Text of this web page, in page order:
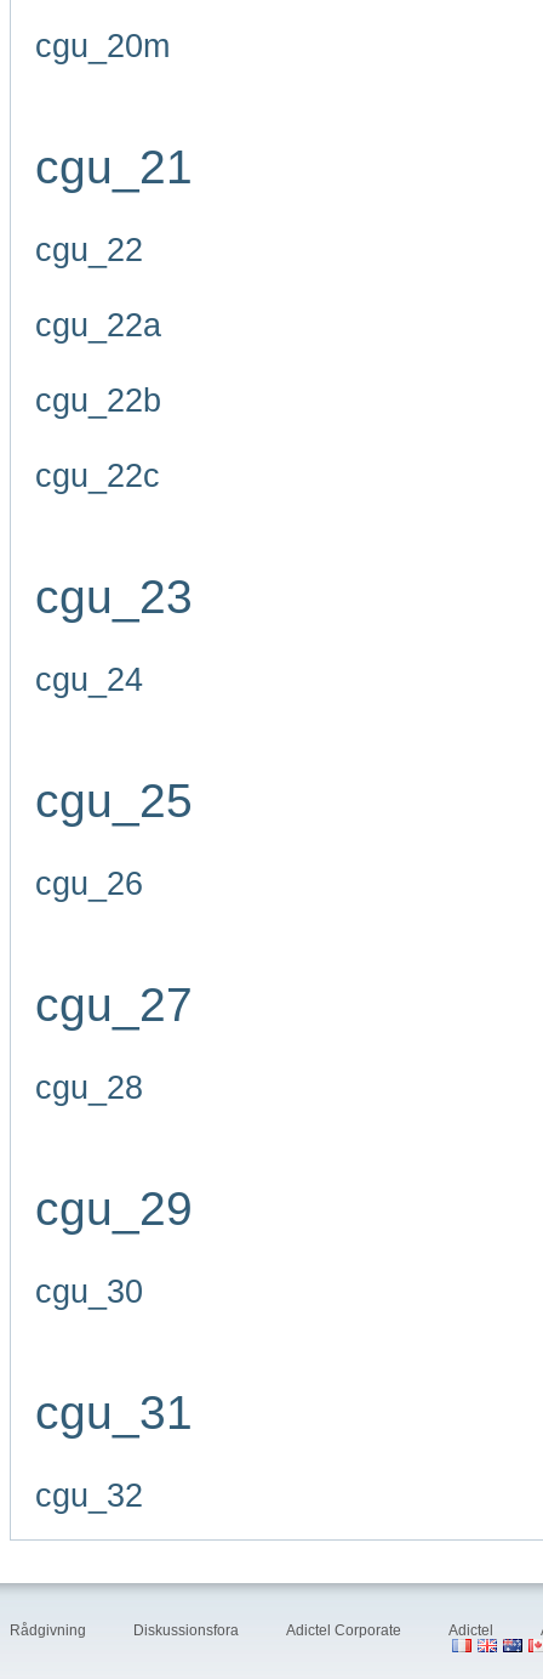
cgu_20m
cgu_21
cgu_22
cgu_22a
cgu_22b
cgu_22c
cgu_23
cgu_24
cgu_25
cgu_26
cgu_27
cgu_28
cgu_29
cgu_30
cgu_31
cgu_32
Rådgivning Diskussionsfora Adictel Corporate Adictel